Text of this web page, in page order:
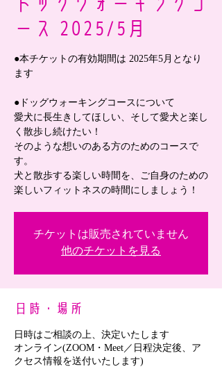
ース 2025/5月
●本チケットの有効期間は 2025年5月となり
ます
●ドッグウォーキングコースについて
愛犬に長生きしてほしい、そして愛犬と楽し
く散歩し続けたい！
そのような想いのある方のためのコースで
す。
犬と散歩する楽しい時間を、ご自身のための
楽しいフィットネスの時間にしましょう！
チケットは販売されていません
他のチケットを見る
日時・場所
日時はご相談の上、決定いたします
オンライン(ZOOM・Meet／日程決定後、ア
クセス情報を送付いたします)